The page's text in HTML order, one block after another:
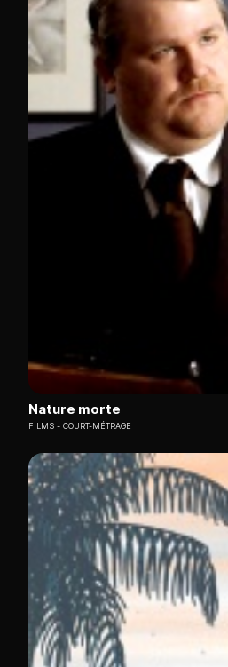
Nature morte
FILMS COURT-MÉTRAGE